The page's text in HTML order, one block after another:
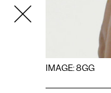
IMAGE: 8GG